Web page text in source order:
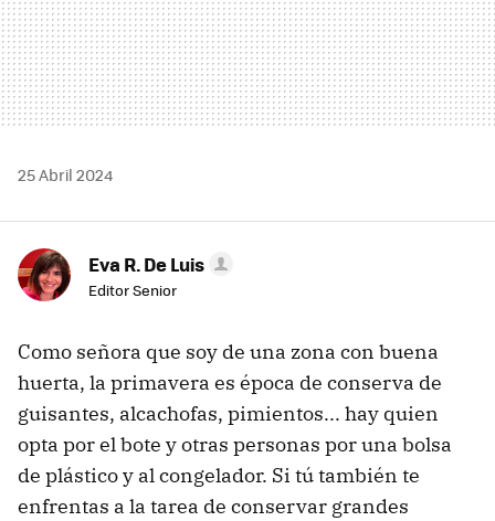
25 Abril 2024
Eva R. De Luis
Editor Senior
Como señora que soy de una zona con buena
huerta, la primavera es época de conserva de
guisantes, alcachofas, pimientos... hay quien
opta por el bote y otras personas por una bolsa
de plástico y al congelador. Si tú también te
enfrentas a la tarea de conservar grandes